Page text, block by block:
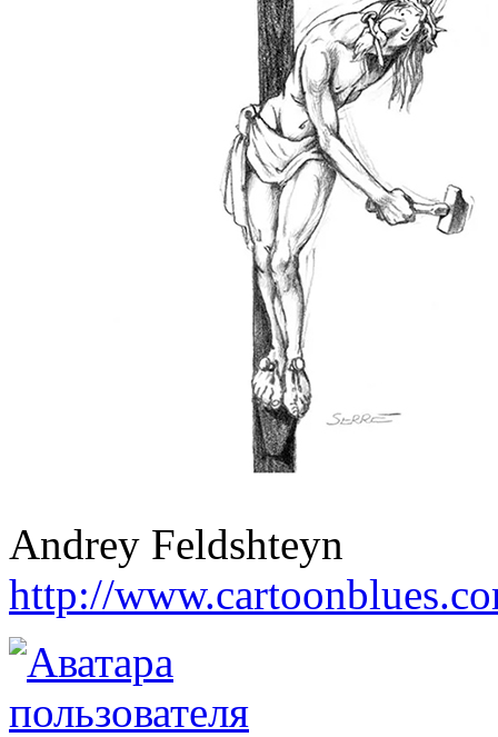
Andrey Feldshteyn
http://